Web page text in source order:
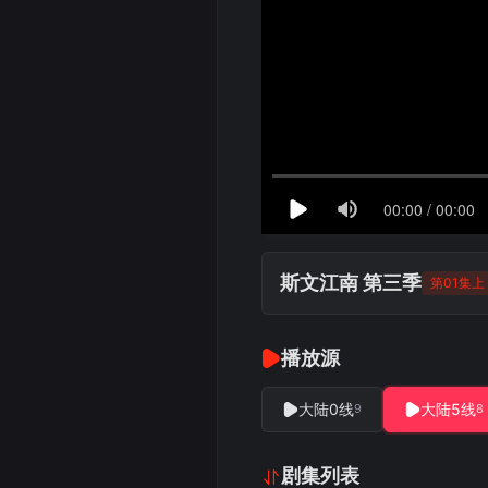
斯文江南 第三季 第01集上
播放源
大陆0线9 大陆5线8
剧集列表